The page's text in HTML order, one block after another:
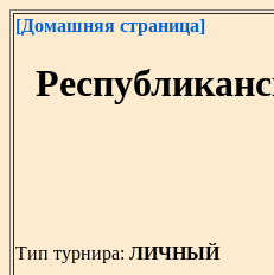
[Домашняя страница]
Тип турнира: ЛИЧНЫЙ